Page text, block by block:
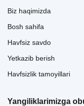
Biz haqimizda
Bosh sahifa
Havfsiz savdo
Yetkazib berish
Havfsizlik tamoyillari
Yangiliklarimizga